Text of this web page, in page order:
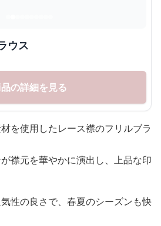
ウス
の詳細を見る
を使用したレース襟のフリルブラ
襟元を華やかに演出し、上品な印
性の良さで、春夏のシーズンも快